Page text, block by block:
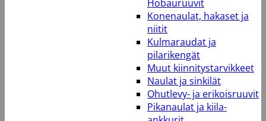
Hobauruuvit
Konenaulat, hakaset ja
niitit
Kulmaraudat ja
pilarikengät
Muut kiinnitystarvikkeet
Naulat ja sinkilät
Ohutlevy- ja erikoisruuvit
Pikanaulat ja kiila-